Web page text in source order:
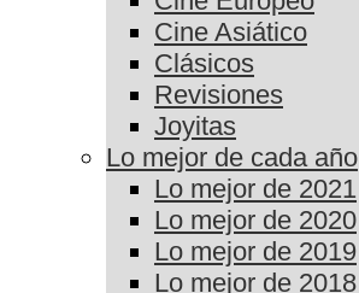
Cine Asiático
Clásicos
Revisiones
Joyitas
Lo mejor de cada año
Lo mejor de 2021
Lo mejor de 2020
Lo mejor de 2019
Lo mejor de 2018